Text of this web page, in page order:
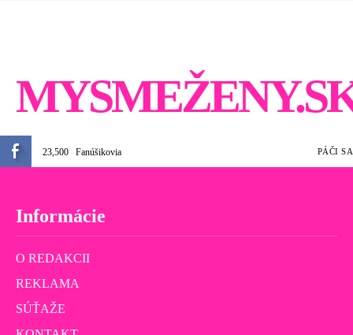
23,500 Fanúšikovia PÁČI SA
Informácie
O REDAKCII
REKLAMA
SÚŤAŽE